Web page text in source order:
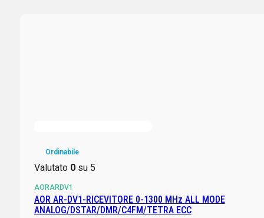
Ordinabile
Valutato 0su 5
AORARDV1
AOR AR-DV1-RICEVITORE 0-1300 MHz ALL MODE
ANALOG/DSTAR/DMR/C4FM/TETRA ECC